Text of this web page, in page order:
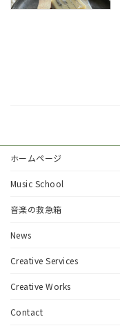
ホームページ
Music School
音楽の救急箱
News
Creative Services
Creative Works
Contact